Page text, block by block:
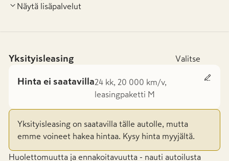
Näytä lisäpalvelut
Yksityisleasing Valitse
Hinta ei saatavilla24 kk, 20 000 km/v,
leasingpaketti M
Yksityisleasing on saatavilla tälle autolle, mutta
emme voineet hakea hintaa. Kysy hinta myyjältä.
Huolettomuutta ja ennakoitavuutta - nauti autoilusta